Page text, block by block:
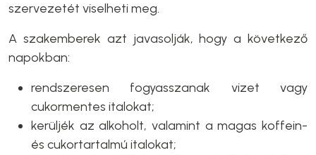
szervezetét viselheti meg.
A szakemberek azt javasolják, hogy a következő
napokban:
rendszeresen fogyasszanak vizet vagy
cukormentes italokat;
kerüljék az alkoholt, valamint a magas koffein-
és cukortartalmú italokat;